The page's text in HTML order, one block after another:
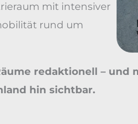
mit intensiver
rund um
redaktionell – und
hin sichtbar.